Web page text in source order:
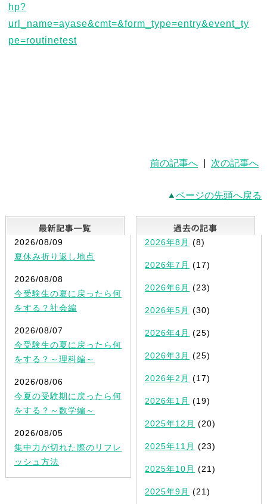
前の記事へ 次の記事へ
ページの先頭へ戻る
最新記事一覧
2026/08/09
夏休み折り返し地点
2026/08/08
今受験生の夏に戻ったら何
をする？社会編
2026/08/07
今受験生の夏に戻ったら何
をする？～理科編～
2026/08/06
今夏の受験期に戻ったら何
をする？～数学編～
2026/08/05
集中力が切れた際のリフレ
ッシュ方法
2026年8月 (8)
2026年7月 (17)
2026年6月 (23)
2026年5月 (30)
2026年4月 (25)
2026年3月 (25)
2026年2月 (17)
2026年1月 (19)
2025年12月 (20)
2025年11月 (23)
2025年10月 (21)
2025年9月 (21)